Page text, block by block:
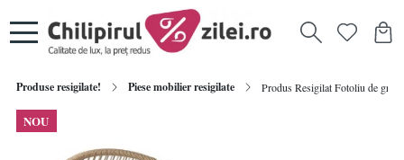
Produse resigilate! Piese mobilier resigilate Produs Resigilat Fotoliu de
NOU